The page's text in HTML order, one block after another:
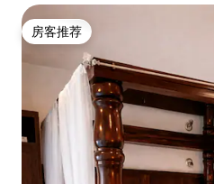
房客推荐
房客推荐